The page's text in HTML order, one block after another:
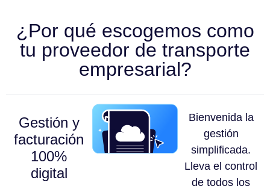
¿Por qué escogemos como
tu proveedor de transporte
empresarial?
Gestión y
facturación
100%
digital
Bienvenida la
gestión
simplificada.
Lleva el control
de todos los